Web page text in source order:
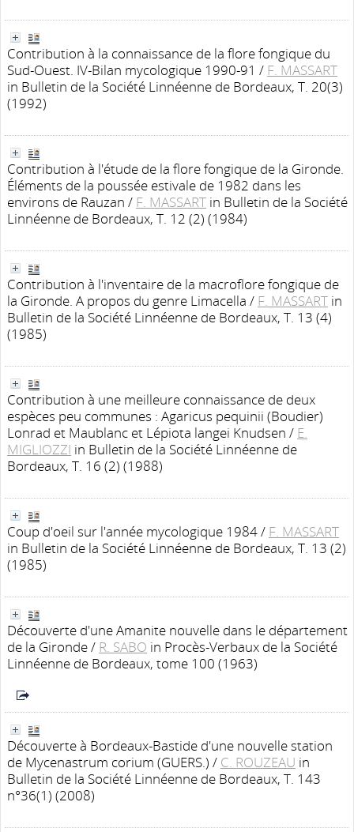
Contribution à la connaissance de la flore fongique du
Sud-Ouest. IV-Bilan mycologique 1990-91 / F. MASSART
in Bulletin de la Société Linnéenne de Bordeaux, T. 20(3)
(1992)
Contribution à l'étude de la flore fongique de la Gironde.
Éléments de la poussée estivale de 1982 dans les
environs de Rauzan / F. MASSART in Bulletin de la Société
Linnéenne de Bordeaux, T. 12 (2) (1984)
Contribution à l'inventaire de la macroflore fongique de
la Gironde. A propos du genre Limacella / F. MASSART in
Bulletin de la Société Linnéenne de Bordeaux, T. 13 (4)
(1985)
Contribution à une meilleure connaissance de deux
espèces peu communes : Agaricus pequinii (Boudier)
Lonrad et Maublanc et Lépiota langei Knudsen / E.
MIGLIOZZI in Bulletin de la Société Linnéenne de
Bordeaux, T. 16 (2) (1988)
Coup d'oeil sur l'année mycologique 1984/ F. MASSART
in Bulletin de la Société Linnéenne de Bordeaux, T. 13 (2)
(1985)
Découverte d'une Amanite nouvelle dans le département
de la Gironde/ R. SABO in Procès-Verbaux de la Société
Linnéenne de Bordeaux, tome 100 (1963)
Découverte à Bordeaux-Bastide d'une nouvelle station
de Mycenastrum corium (GUERS.) / C. ROUZEAU in
Bulletin de la Société Linnéenne de Bordeaux, T. 143
n°36(1) (2008)